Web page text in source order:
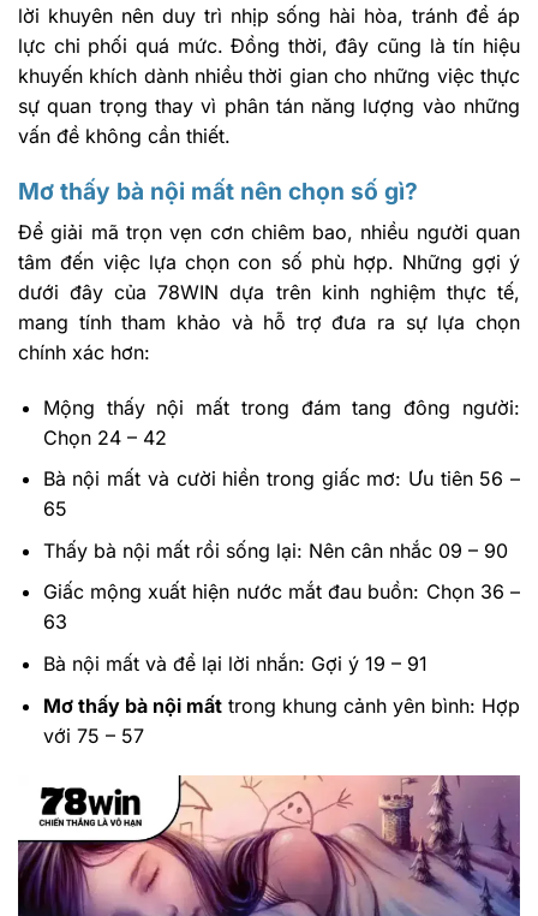
lời khuyên nên duy trì nhịp sống hài hòa, tránh để áp
lực chi phối quá mức. Đồng thời, đây cũng là tín hiệu
khuyến khích dành nhiều thời gian cho những việc thực
sự quan trọng thay vì phân tán năng lượng vào những
vấn đề không cần thiết.
Mơ thấy bà nội mất nên chọn số gì?
Để giải mã trọn vẹn cơn chiêm bao, nhiều người quan
tâm đến việc lựa chọn con số phù hợp. Những gợi ý
dưới đây của 78WIN dựa trên kinh nghiệm thực tế,
mang tính tham khảo và hỗ trợ đưa ra sự lựa chọn
chính xác hơn:
Mộng thấy nội mất trong đám tang đông người:
Chọn 24 – 42
Bà nội mất và cười hiền trong giấc mơ: Ưu tiên 56 –
65
Thấy bà nội mất rồi sống lại: Nên cân nhắc 09 – 90
Giấc mộng xuất hiện nước mắt đau buồn: Chọn 36 –
63
Bà nội mất và để lại lời nhắn: Gợi ý 19 – 91
Mơ thấy bà nội mấttrong khung cảnh yên bình: Hợp
với 75 – 57